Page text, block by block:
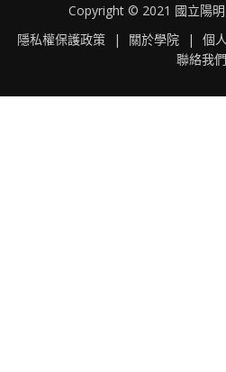
Copyright © 2021 國立陽
隱私權保護政策
| 關於學院 | 個
聯絡我們